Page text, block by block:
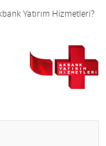
Yatırım Hizmetleri?